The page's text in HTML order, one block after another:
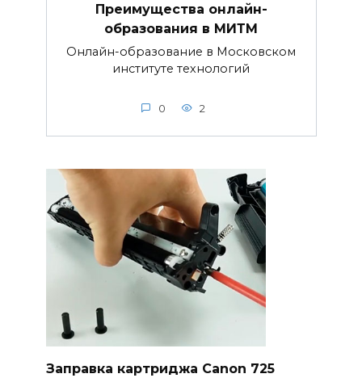
Преимущества онлайн-
образования в МИТМ
Онлайн-образование в Московском
институте технологий
0 2
Заправка картриджа Canon 725